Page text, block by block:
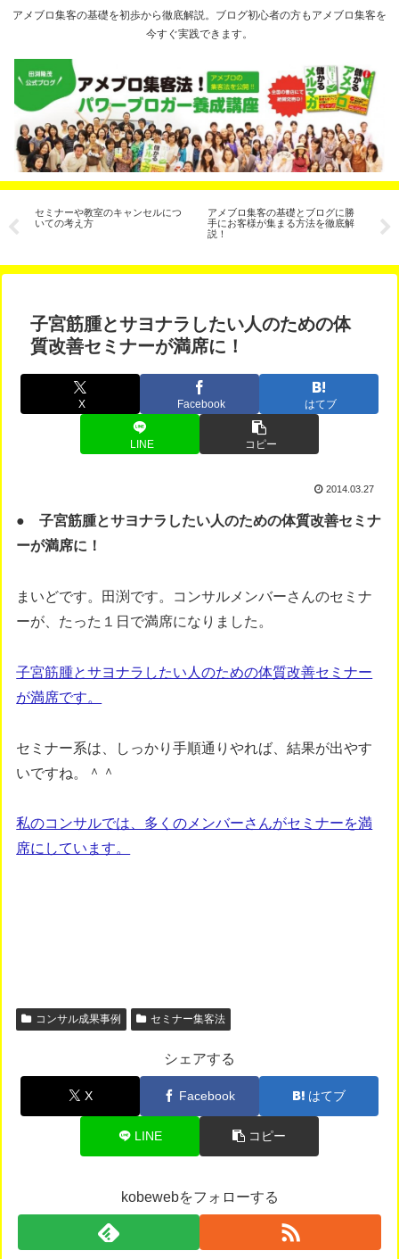
アメブロ集客の基礎を初歩から徹底解説。ブログ初心者の方もアメブロ集客を
今すぐ実践できます。
セミナーや教室のキャンセルにつ
いての考え方
アメブロ集客の基礎とブログに勝
手にお客様が集まる方法を徹底解
説！
イ
子宮筋腫とサヨナラしたい人のための体
質改善セミナーが満席に！
X Facebook はてブ
LINE コピー
2014.03.27
● 子宮筋腫とサヨナラしたい人のための体質改善セミナ
ーが満席に！
まいどです。田渕です。コンサルメンバーさんのセミナ
ーが、たった１日で満席になりました。
子宮筋腫とサヨナラしたい人のための体質改善セミナー
が満席です。
セミナー系は、しっかり手順通りやれば、結果が出やす
いですね。＾＾
私のコンサルでは、多くのメンバーさんがセミナーを満
席にしています。
コンサル成果事例 セミナー集客法
シェアする
X Facebook はてブ
LINE コピー
kobewebをフォローする